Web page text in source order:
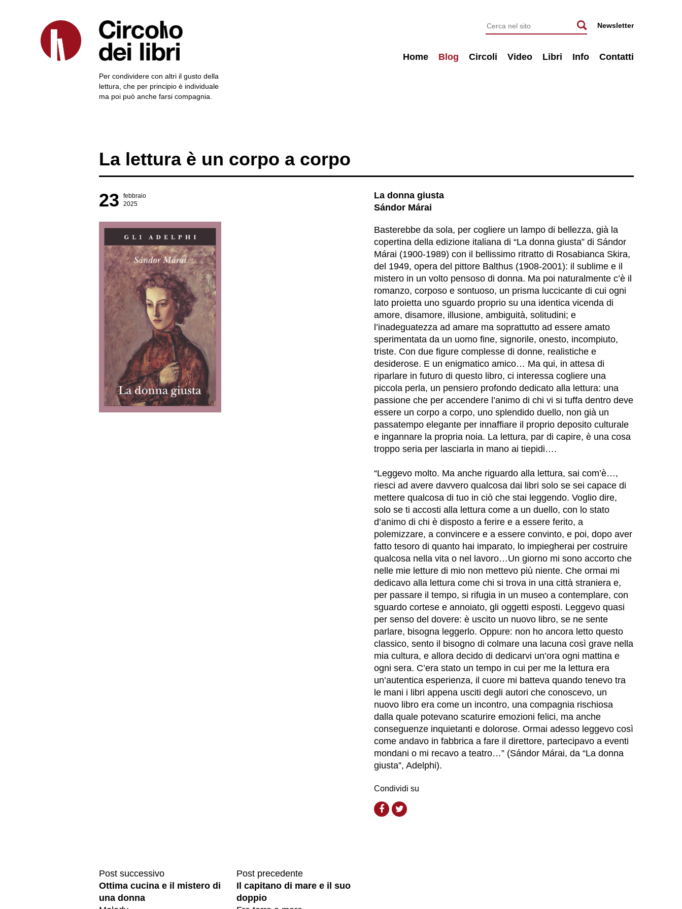
Newsletter
Home Blog Circoli Video Libri Info Contatti
Per condividere con altri il gusto della
lettura, che per principio è individuale
ma poi può anche farsi compagnia.
La lettura è un corpo a corpo
23
febbraio
2025
La donna giusta
Sándor Márai
Basterebbe da sola, per cogliere un lampo di bellezza, già la
copertina della edizione italiana di “La donna giusta” di Sándor
Márai (1900-1989) con il bellissimo ritratto di Rosabianca Skira,
del 1949, opera del pittore Balthus (1908-2001): il sublime e il
mistero in un volto pensoso di donna. Ma poi naturalmente c’è il
romanzo, corposo e sontuoso, un prisma luccicante di cui ogni
lato proietta uno sguardo proprio su una identica vicenda di
amore, disamore, illusione, ambiguità, solitudini; e
l’inadeguatezza ad amare ma soprattutto ad essere amato
sperimentata da un uomo fine, signorile, onesto, incompiuto,
triste. Con due figure complesse di donne, realistiche e
desiderose. E un enigmatico amico… Ma qui, in attesa di
riparlare in futuro di questo libro, ci interessa cogliere una
piccola perla, un pensiero profondo dedicato alla lettura: una
passione che per accendere l’animo di chi vi si tuffa dentro deve
essere un corpo a corpo, uno splendido duello, non già un
passatempo elegante per innaffiare il proprio deposito culturale
e ingannare la propria noia. La lettura, par di capire, è una cosa
troppo seria per lasciarla in mano ai tiepidi….
“Leggevo molto. Ma anche riguardo alla lettura, sai com’è…,
riesci ad avere davvero qualcosa dai libri solo se sei capace di
mettere qualcosa di tuo in ciò che stai leggendo. Voglio dire,
solo se ti accosti alla lettura come a un duello, con lo stato
d’animo di chi è disposto a ferire e a essere ferito, a
polemizzare, a convincere e a essere convinto, e poi, dopo aver
fatto tesoro di quanto hai imparato, lo impiegherai per costruire
qualcosa nella vita o nel lavoro…Un giorno mi sono accorto che
nelle mie letture di mio non mettevo più niente. Che ormai mi
dedicavo alla lettura come chi si trova in una città straniera e,
per passare il tempo, si rifugia in un museo a contemplare, con
sguardo cortese e annoiato, gli oggetti esposti. Leggevo quasi
per senso del dovere: è uscito un nuovo libro, se ne sente
parlare, bisogna leggerlo. Oppure: non ho ancora letto questo
classico, sento il bisogno di colmare una lacuna così grave nella
mia cultura, e allora decido di dedicarvi un’ora ogni mattina e
ogni sera. C’era stato un tempo in cui per me la lettura era
un’autentica esperienza, il cuore mi batteva quando tenevo tra
le mani i libri appena usciti degli autori che conoscevo, un
nuovo libro era come un incontro, una compagnia rischiosa
dalla quale potevano scaturire emozioni felici, ma anche
conseguenze inquietanti e dolorose. Ormai adesso leggevo così
come andavo in fabbrica a fare il direttore, partecipavo a eventi
mondani o mi recavo a teatro…” (Sándor Márai, da “La donna
giusta”, Adelphi).
Condividi su
Post successivo
Ottima cucina e il mistero di
una donna
Post precedente
Il capitano di mare e il suo
doppio